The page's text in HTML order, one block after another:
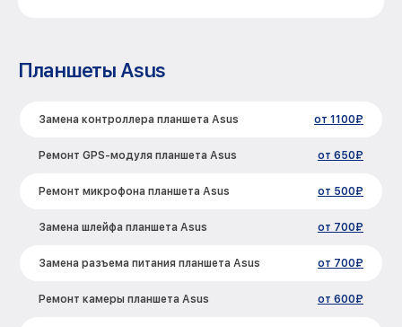
Планшеты Asus
Замена контроллера планшета Asus от 1100₽
Ремонт GPS-модуля планшета Asus от 650₽
Ремонт микрофона планшета Asus от 500₽
Замена шлейфа планшета Asus от 700₽
Замена разъема питания планшета Asus от 700₽
Ремонт камеры планшета Asus от 600₽